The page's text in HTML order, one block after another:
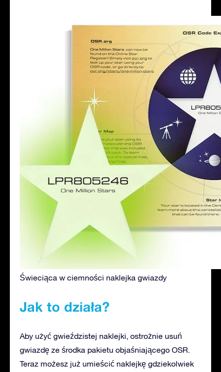
Świeciąca w ciemności naklejka gwiazdy
Jak to działa?
Aby użyć gwieździstej naklejki, ostrożnie usuń
gwiazdę ze środka pakietu objaśniającego OSR.
Teraz możesz już umieścić naklejkę gdziekolwiek